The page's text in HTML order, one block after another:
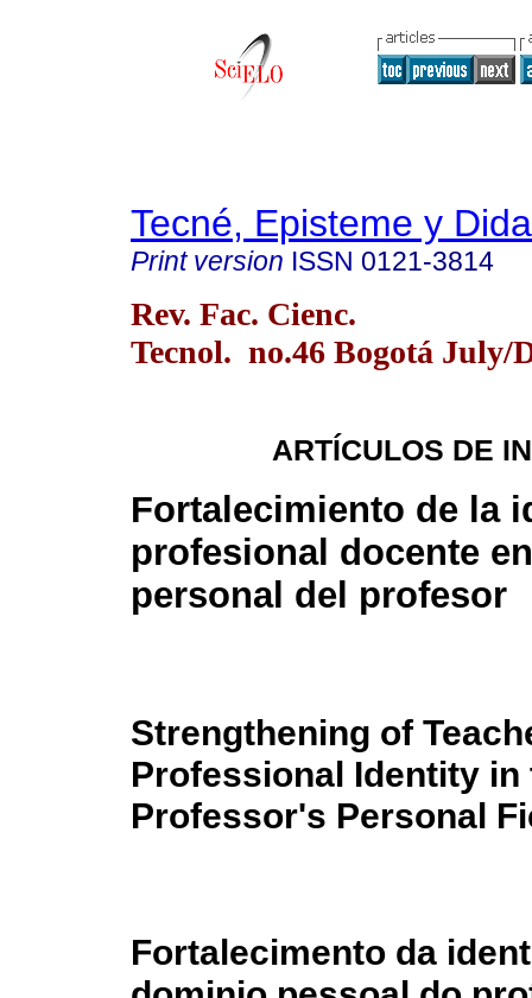
Tecné, Episteme y
Print version ISSN 0121-3814
Rev. Fac. Cienc.
Tecnol. no.46 Bogotá July/
ARTÍCULOS DE
Fortalecimiento de la
profesional docente
personal del profesor
Strengthening of
Professional Identity in
Professor's Personal
Fortalecimento da